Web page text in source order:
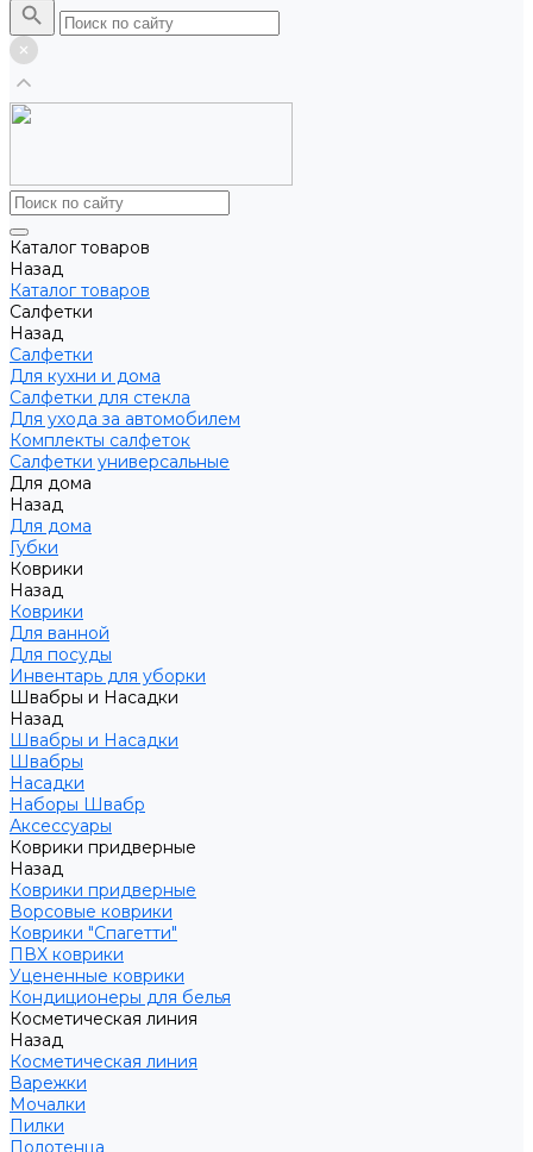
Каталог товаров
Назад
Каталог товаров
Салфетки
Назад
Салфетки
Для кухни и дома
Салфетки для стекла
Для ухода за автомобилем
Комплекты салфеток
Салфетки универсальные
Для дома
Назад
Для дома
Губки
Коврики
Назад
Коврики
Для ванной
Для посуды
Инвентарь для уборки
Швабры и Насадки
Назад
Швабры и Насадки
Швабры
Насадки
Наборы Швабр
Аксессуары
Коврики придверные
Назад
Коврики придверные
Ворсовые коврики
Коврики "Спагетти"
ПВХ коврики
Уцененные коврики
Кондиционеры для белья
Косметическая линия
Назад
Косметическая линия
Варежки
Мочалки
Пилки
Полотенца